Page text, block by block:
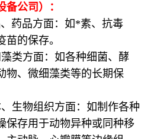
备公司）：
品方面：如*素、抗毒
苗的保存。
方面：如各种细菌、酵
物、微细藻类等的长期保
物组织方面：如制作各种
保存用于动物异种或同种移